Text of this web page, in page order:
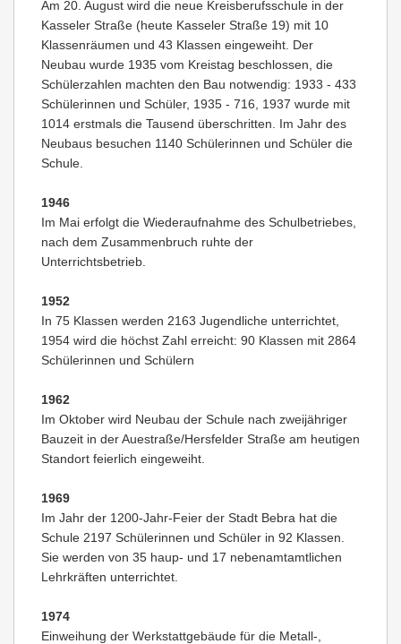
Am 20. August wird die neue Kreisberufsschule in der
Kasseler Straße (heute Kasseler Straße 19) mit 10
Klassenräumen und 43 Klassen eingeweiht. Der
Neubau wurde 1935 vom Kreistag beschlossen, die
Schülerzahlen machten den Bau notwendig: 1933 - 433
Schülerinnen und Schüler, 1935 - 716, 1937 wurde mit
1014 erstmals die Tausend überschritten. Im Jahr des
Neubaus besuchen 1140 Schülerinnen und Schüler die
Schule.
1946
Im Mai erfolgt die Wiederaufnahme des Schulbetriebes,
nach dem Zusammenbruch ruhte der
Unterrichtsbetrieb.
1952
In 75 Klassen werden 2163 Jugendliche unterrichtet,
1954 wird die höchst Zahl erreicht: 90 Klassen mit 2864
Schülerinnen und Schülern
1962
Im Oktober wird Neubau der Schule nach zweijähriger
Bauzeit in der Auestraße/Hersfelder Straße am heutigen
Standort feierlich eingeweiht.
1969
Im Jahr der 1200-Jahr-Feier der Stadt Bebra hat die
Schule 2197 Schülerinnen und Schüler in 92 Klassen.
Sie werden von 35 haup- und 17 nebenamtamtlichen
Lehrkräften unterrichtet.
1974
Einweihung der Werkstattgebäude für die Metall-,